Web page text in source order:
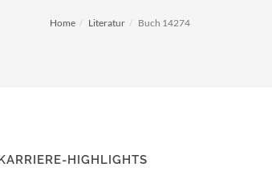
Home Literatur Buch 14274
HIGHLIGHTS